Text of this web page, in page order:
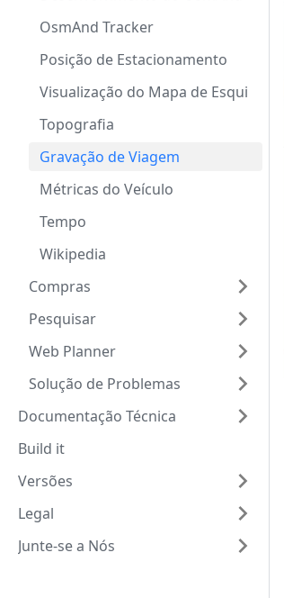
OsmAnd Tracker
Posição de Estacionamento
Visualização do Mapa de Esqui
Topografia
Gravação de Viagem
Métricas do Veículo
Tempo
Wikipedia
Compras
Pesquisar
Web Planner
Solução de Problemas
Documentação Técnica
Build it
Versões
Legal
Junte-se a Nós